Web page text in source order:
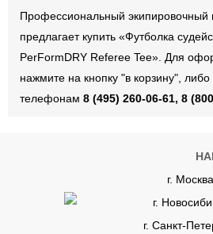
Профессиональный экипировочный
предлагает купить «Футболка
PerFormDRY Referee Tee». Для
нажмите на кнопку "в корзину",
телефонам 8 (495) 260-06-61, 8
г.
г.
г. Санкт-